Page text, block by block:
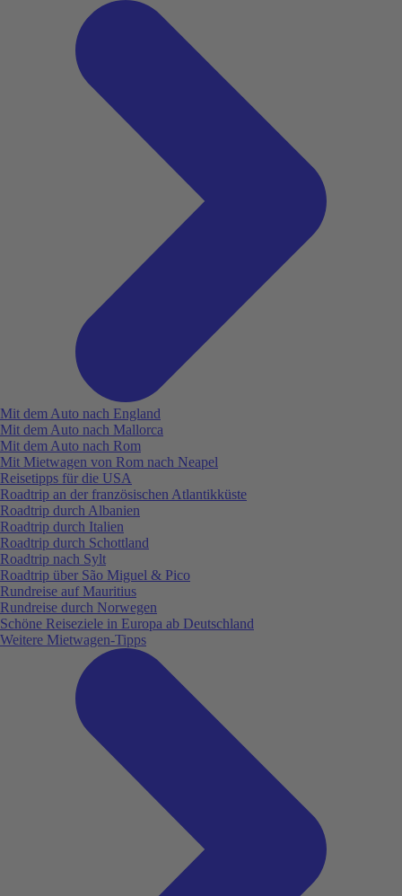
Mit dem Auto nach England
Mit dem Auto nach Mallorca
Mit dem Auto nach Rom
Mit Mietwagen von Rom nach Neapel
Reisetipps für die USA
Roadtrip an der französischen Atlantikküste
Roadtrip durch Albanien
Roadtrip durch Italien
Roadtrip durch Schottland
Roadtrip nach Sylt
Roadtrip über São Miguel & Pico
Rundreise auf Mauritius
Rundreise durch Norwegen
Schöne Reiseziele in Europa ab Deutschland
Weitere Mietwagen-Tipps